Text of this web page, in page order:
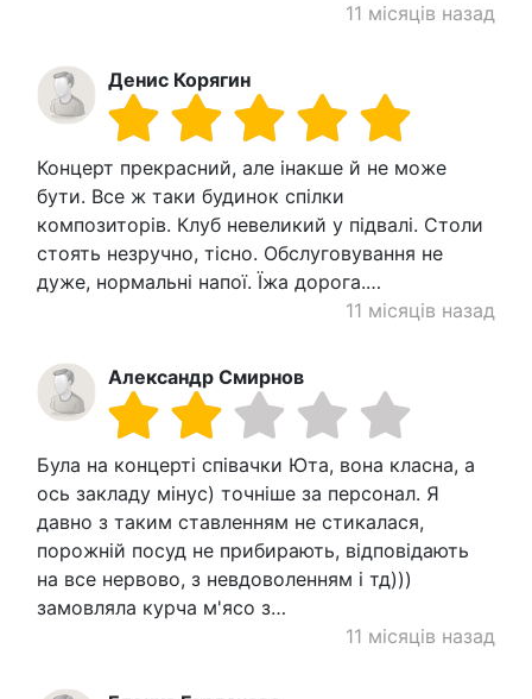
11 місяців назад
Денис Корягин
Концерт прекрасний, але інакше й не може
бути. Все ж таки будинок спілки
композиторів. Клуб невеликий у підвалі. Столи
стоять незручно, тісно. Обслуговування не
дуже, нормальні напої. Їжа дорога.…
11 місяців назад
Александр Смирнов
Була на концерті співачки Юта, вона класна, а
ось закладу мінус) точніше за персонал. Я
давно з таким ставленням не стикалася,
порожній посуд не прибирають, відповідають
на все нервово, з невдоволенням і тд)))
замовляла курча м'ясо з…
11 місяців назад